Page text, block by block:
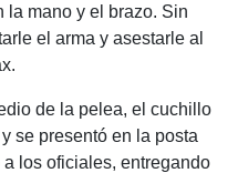
la mano y el brazo. Sin
el arma y asestarle al
de la pelea, el cuchillo
se presentó en la posta
los oficiales, entregando